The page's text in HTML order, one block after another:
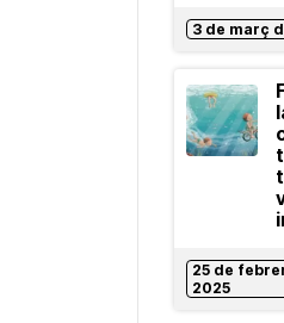
3 de març
25 de
2025